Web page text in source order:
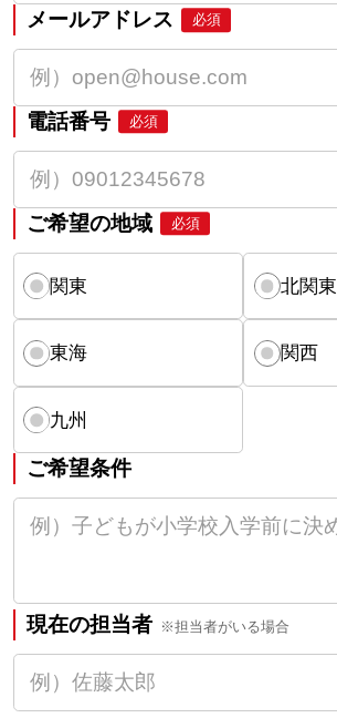
メールアドレス 必須
電話番号 必須
ご希望の地域 必須
関東 北関東
東海 関西
九州
ご希望条件
現在の担当者 ※担当者がいる場合